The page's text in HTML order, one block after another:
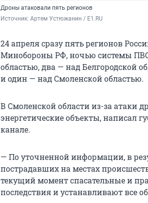
Дроны атаковали пять регионов
Источник: Артем Устюжанин / E1.RU
24 апреля сразу пять регионов
Минобороны РФ, ночью системы
областью, два — над Белгородской
и один — над Смоленской областью.
В Смоленской области из-за атаки
энергетические объекты, написал
канале.
— По уточненной информации, в
пострадавших на местах
текущий момент спасательные и
последствия и устанавливают все